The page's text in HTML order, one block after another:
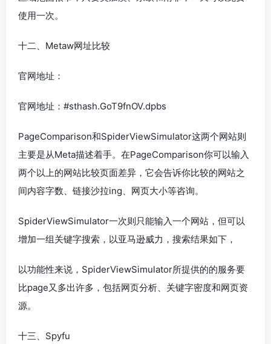
使用一次。
十二、Metaw网址比较
官网地址：
官网地址：#sthash.GoT9fnOV.dpbs
PageComparison和SpiderViewSimulator这两个网站则
主要是从Meta描述着手。在PageComparison你可以输入
两个以上的网站比较页面差异，它会告诉你比较的网站之
间内容字数、链接沙拉ing、网页大小等咨询。
SpiderViewSimulator一次则只能输入一个网站，但可以
增加一组关键字搜索，以亚马逊威力，搜索结果如下，
以功能性来说，SpiderViewSimulator所提供的的服务要
比page又多出许多，包括网页分析、关键字密度和网页资
源。
十三、Spyfu